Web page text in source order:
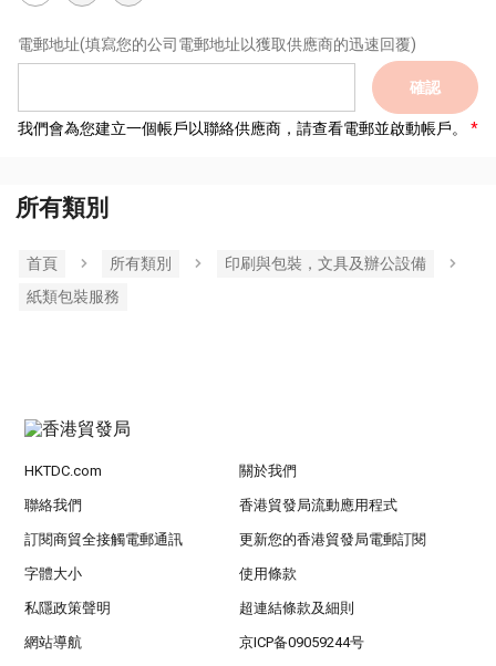
電郵地址(填寫您的公司電郵地址以獲取供應商的迅速回覆)
確認
我們會為您建立一個帳戶以聯絡供應商，請查看電郵並啟動帳戶。
所有類別
首頁 所有類別
印刷與包裝，文具及辦公設備
紙類包裝服務
HKTDC.com 關於我們
聯絡我們 香港貿發局流動應用程式
訂閱商貿全接觸電郵通訊 更新您的香港貿發局電郵訂閱
字體大小 使用條款
私隱政策聲明 超連結條款及細則
網站導航 京ICP备09059244号